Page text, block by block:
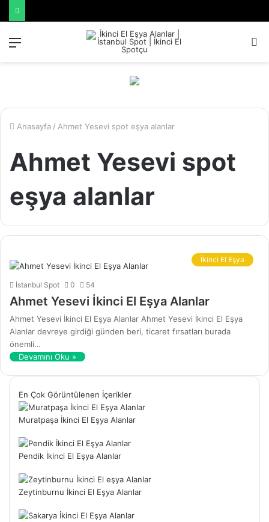
Anasayfa / Ahmet Yesevi spot eşya alanlar
Ahmet Yesevi spot
eşya alanlar
İkinci El Eşya
İstanbul Spot 0 54
Ahmet Yesevi İkinci El Eşya Alanlar
Ahmet Yesevi İkinci El Eşya Alanlar Ahmet Yesevi İkinci El Eşya
Alanlar devreye girdiği günden beri, ticaret fırsatları burada
önemli…
Devamını Oku »
En Çok Görüntülenen İçerikler
Muratpaşa İkinci El Eşya Alanlar
Pendik İkinci El Eşya Alanlar
Zeytinburnu İkinci El Eşya Alanlar